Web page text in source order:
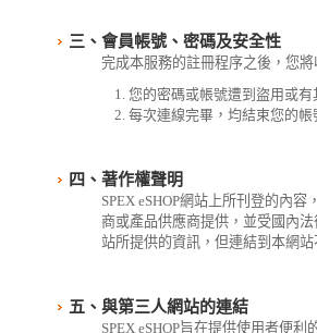
三、會員帳號、密碼及安全性
完成本服務的註冊程序之後，您
您的密碼或帳號遭到盜用或
每次連線完畢，均結束您的帳
四、著作權聲明
SPEX eSHOP網站上所刊登的內
商或產品供應商提供，並受國內
站所提供的資訊，但連結到本網站
五、與第三人網站的連結
SPEX eSHOP旨在提供使用者便